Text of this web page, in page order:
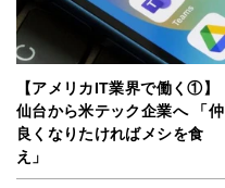
【アメリカIT業界で働く①】
仙台から米テック企業へ 「仲
良くなりたければメシを食
え」